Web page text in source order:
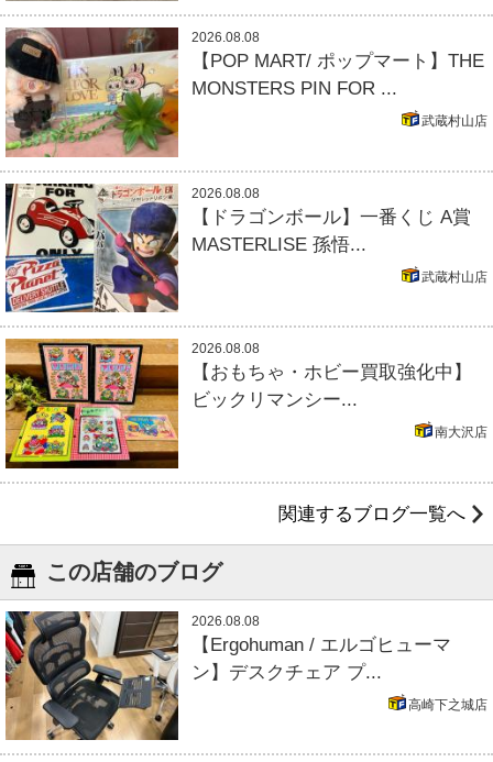
2026.08.08
【POP MART/ ポップマート】THE
MONSTERS PIN FOR ...
武蔵村山店
2026.08.08
【ドラゴンボール】一番くじ A賞
MASTERLISE 孫悟...
武蔵村山店
2026.08.08
【おもちゃ・ホビー買取強化中】
ビックリマンシー...
南大沢店
関連するブログ一覧へ
この店舗のブログ
2026.08.08
【Ergohuman / エルゴヒューマ
ン】デスクチェア プ...
高崎下之城店